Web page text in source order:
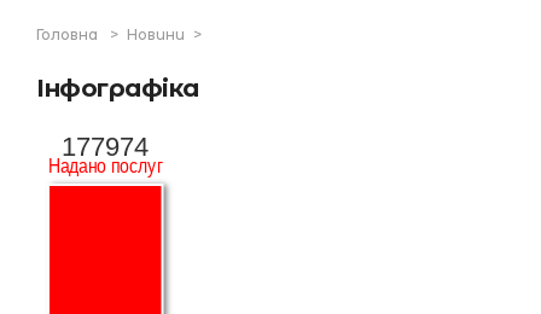
Головна > Новини >
Інфографіка